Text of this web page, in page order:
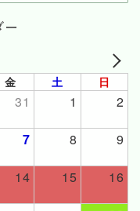
ー
金 土 日
31 1 2
7 8 9
14 15 16